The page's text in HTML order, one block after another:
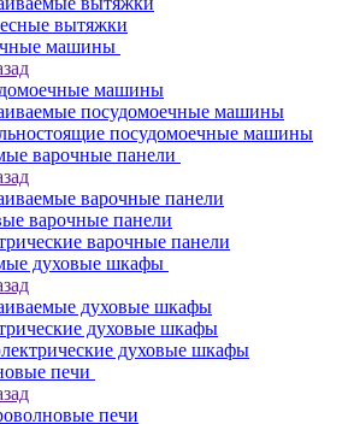
вытяжки
машины
машины
посудомоечные машины
посудомоечные машины
варочные панели
варочные панели
варочные панели
варочные панели
духовые шкафы
духовые шкафы
духовые шкафы
духовые шкафы
печи
печи